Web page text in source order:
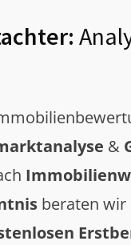
&
beraten